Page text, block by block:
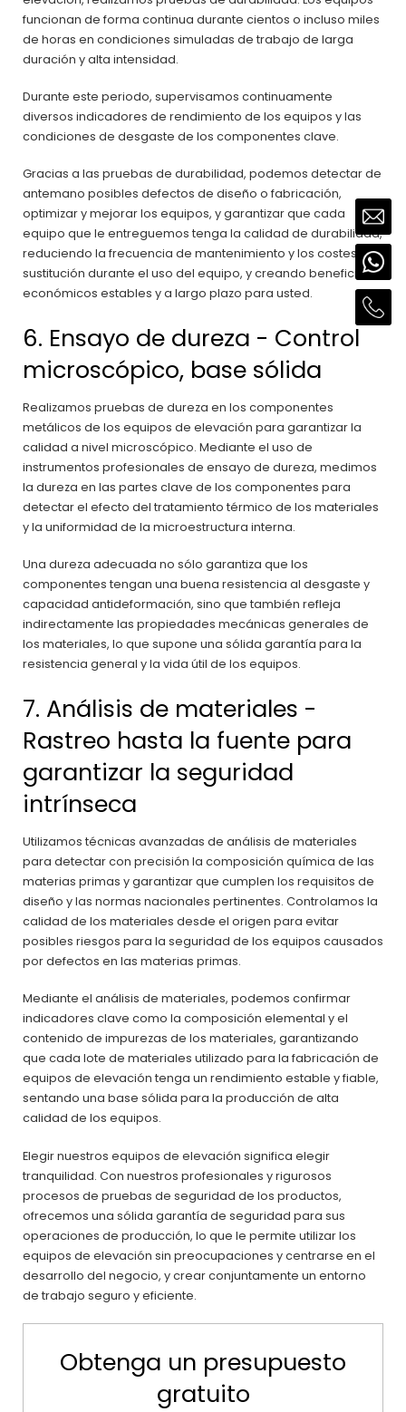
funcionan de forma continua durante cientos o incluso miles
de horas en condiciones simuladas de trabajo de larga
duración y alta intensidad.
Durante este periodo, supervisamos continuamente
diversos indicadores de rendimiento de los equipos y las
condiciones de desgaste de los componentes clave.
Gracias a las pruebas de durabilidad, podemos detectar de
antemano posibles defectos de diseño o fabricación,
optimizar y mejorar los equipos, y garantizar que cada
equipo que le entreguemos tenga la calidad de durabilidad,
reduciendo la frecuencia de mantenimiento y los costes de
sustitución durante el uso del equipo, y creando beneficios
económicos estables y a largo plazo para usted.
6. Ensayo de dureza - Control
microscópico, base sólida
Realizamos pruebas de dureza en los componentes
metálicos de los equipos de elevación para garantizar la
calidad a nivel microscópico. Mediante el uso de
instrumentos profesionales de ensayo de dureza, medimos
la dureza en las partes clave de los componentes para
detectar el efecto del tratamiento térmico de los materiales
y la uniformidad de la microestructura interna.
Una dureza adecuada no sólo garantiza que los
componentes tengan una buena resistencia al desgaste y
capacidad antideformación, sino que también refleja
indirectamente las propiedades mecánicas generales de
los materiales, lo que supone una sólida garantía para la
resistencia general y la vida útil de los equipos.
7. Análisis de materiales -
Rastreo hasta la fuente para
garantizar la seguridad
intrínseca
Utilizamos técnicas avanzadas de análisis de materiales
para detectar con precisión la composición química de las
materias primas y garantizar que cumplen los requisitos de
diseño y las normas nacionales pertinentes. Controlamos la
calidad de los materiales desde el origen para evitar
posibles riesgos para la seguridad de los equipos causados
por defectos en las materias primas.
Mediante el análisis de materiales, podemos confirmar
indicadores clave como la composición elemental y el
contenido de impurezas de los materiales, garantizando
que cada lote de materiales utilizado para la fabricación de
equipos de elevación tenga un rendimiento estable y fiable,
sentando una base sólida para la producción de alta
calidad de los equipos.
Elegir nuestros equipos de elevación significa elegir
tranquilidad. Con nuestros profesionales y rigurosos
procesos de pruebas de seguridad de los productos,
ofrecemos una sólida garantía de seguridad para sus
operaciones de producción, lo que le permite utilizar los
equipos de elevación sin preocupaciones y centrarse en el
desarrollo del negocio, y crear conjuntamente un entorno
de trabajo seguro y eficiente.
Obtenga un presupuesto
gratuito